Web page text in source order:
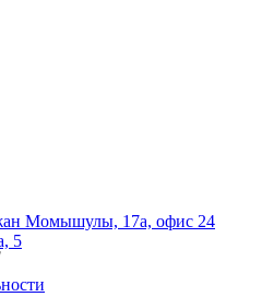
Момышулы, 17а, офис 24
5